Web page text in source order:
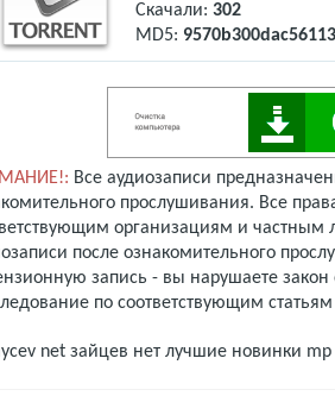
Скачали: 302
MD5:
Все аудиозаписи
прослушивания. Все
организациям и частным
после ознакомительного
запись - вы нарушаете закон
по соответствующим
net зайцев нет лучшие новинки mp